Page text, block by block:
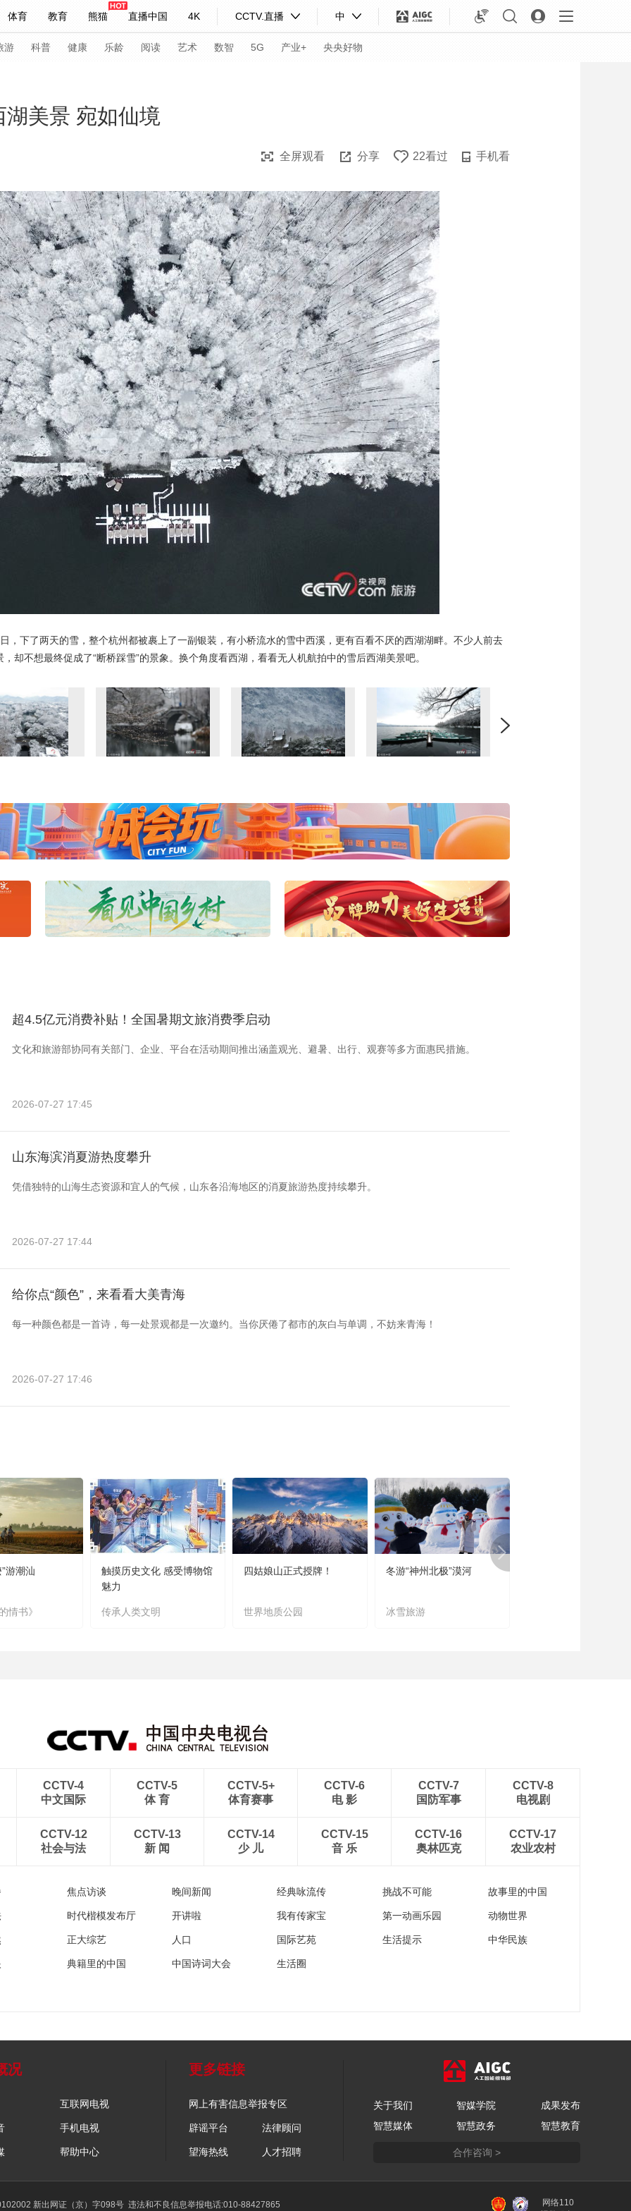
体育 教育 熊猫 直播中国 4K CCTV.直播 中
妙语 热解读 天天学习
持人 下载央视影音
游 科普 健康 乐龄 阅读 艺术 数智 5G 产业+ 央央好物
道 VR/AR 4K专区 全景新闻
入列 人生第一次 人生第二次
奥会 CBA NBA 中超 国足 国际足球 网球 综合体育 亚冬会
体育江湖 文化体育 冰雪道路 足球道路
央博 非遗 文化 旅游 科普 健康 乐龄 阅读 艺术 汽车 数智
云起 超级工厂 智敬中国 全民健康 颜选攻略 海洋 时尚 天气 才艺 网展
收视榜 总台企业白名单
美景 宛如仙境
全屏观看 分享 22看过 手机看
，下了两天的雪，整个杭州都被裹上了一副银装，有小桥流水的雪中西溪，更有百看不厌的西湖湖畔。不少人前去
却不想最终促成了“断桥踩雪”的景象。换个角度看西湖，看看无人机航拍中的雪后西湖美景吧。
超4.5亿元消费补贴！全国暑期文旅消费季启动
文化和旅游部协同有关部门、企业、平台在活动期间推出涵盖观光、避暑、出行、观赛等多方面惠民措施。
2026-07-27 17:45
山东海滨消夏游热度攀升
凭借独特的山海生态资源和宜人的气候，山东各沿海地区的消夏旅游热度持续攀升。
2026-07-27 17:44
给你点“颜色”，来看看大美青海
每一种颜色都是一首诗，每一处景观都是一次邀约。当你厌倦了都市的灰白与单调，不妨来青海！
2026-07-27 17:46
游潮汕
情书》
触摸历史文化 感受博物馆
魅力
传承人类文明
四姑娘山正式授牌！
世界地质公园
冬游“神州北极”漠河
冰雪旅游
CCTV-4
中文国际
CCTV-5
体 育
CCTV-5+
体育赛事
CCTV-6
电 影
CCTV-7
国防军事
CCTV-8
电视剧
CCTV-12
社会与法
CCTV-13
新 闻
CCTV-14
少 儿
CCTV-15
音 乐
CCTV-16
奥林匹克
CCTV-17
农业农村
焦点访谈 晚间新闻 经典咏流传 挑战不可能 故事里的中国
时代楷模发布厅 开讲啦 我有传家宝 第一动画乐园 动物世界
正大综艺 人口 国际艺苑 生活提示 中华民族
典籍里的中国 中国诗词大会 生活圈
况
互联网电视
手机电视
帮助中心
更多链接
网上有害信息举报专区
辟谣平台 法律顾问
望海热线 人才招聘
关于我们 智媒学院
成果发布
智慧媒体
智慧政务 智慧教育
合作咨询 >
新出网证（京）字098号 违法和不良信息举报电话:010-88427865
网络110